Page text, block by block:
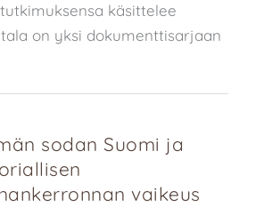
käsittelee
on yksi dokumenttisarjaan
sodan Suomi ja
vaikeus